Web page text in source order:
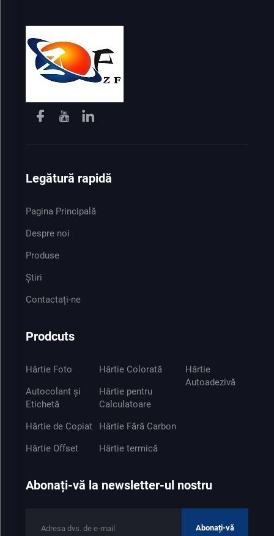
Legătură rapidă
Pagina Principală
Despre noi
Produse
Știri
Contactați-ne
Prodcuts
Hârtie Foto
Autocolant și
Etichetă
Hârtie de Copiat
Hârtie Offset
Hârtie Colorată
Hârtie pentru
Calculatoare
Hârtie Fără Carbon
Hârtie termică
Hârtie
Autoadezivă
Abonați-vă la newsletter-ul nostru
Abonați-vă